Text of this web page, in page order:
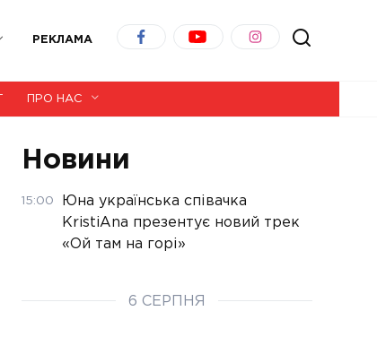
РЕКЛАМА
ПРО НАС
Новини
15:00
Юна українська співачка
KristiAna презентує новий трек
«Ой там на горі»
6 СЕРПНЯ